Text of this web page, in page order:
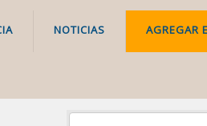
NOTICIAS AGREGAR